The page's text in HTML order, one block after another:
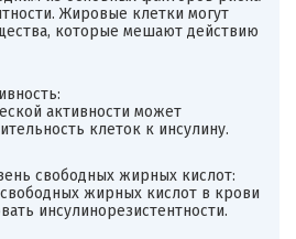
Жировые клетки могут
которые мешают действию
активности может
клеток к инсулину.
свободных жирных кислот:
жирных кислот в крови
инсулинорезистентности.